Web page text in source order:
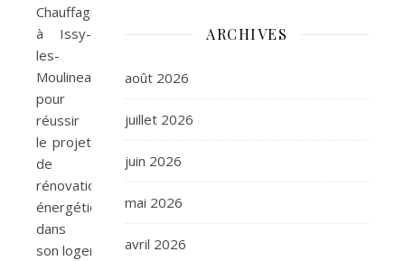
Chauffagiste
à Issy-
les-
Moulineaux
pour
réussir
le projet
de
rénovation
énergétique
dans
son logement.
ARCHIVES
août 2026
juillet 2026
juin 2026
mai 2026
avril 2026